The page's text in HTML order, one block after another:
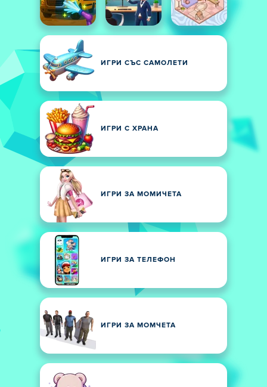
ИГРИ СЪС САМОЛЕТИ
ИГРИ С ХРАНА
ИГРИ ЗА МОМИЧЕТА
ИГРИ ЗА ТЕЛЕФОН
ИГРИ ЗА МОМЧЕТА